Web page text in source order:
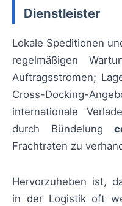
Dienstleister
Lokale Speditionen
regelmäßigen
Auftragsströmen;
Cross-Docking-
internationale
durch Bündelung
Frachtraten zu
Hervorzuheben ist,
in der Logistik oft